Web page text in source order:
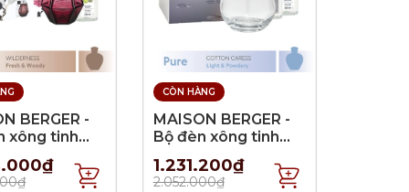
BERGER -
xông tinh
Grenat -
380ml
CÒN HÀNG
MAISON BERGER -
Bộ đèn xông tinh
dầu Essential Ronde
- 2 món - 380ml
1.231.200₫
2.052.000₫